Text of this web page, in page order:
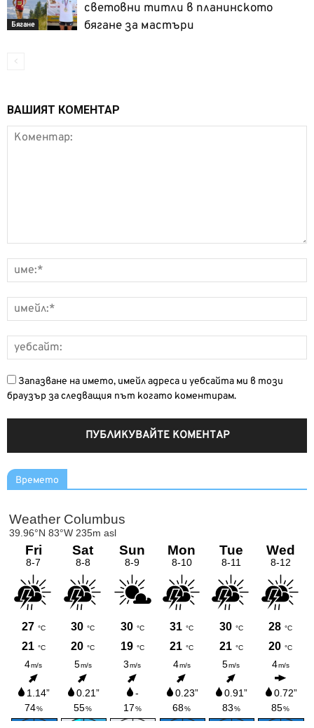
Бягане
световни титли в планинското
бягане за мастъри
ВАШИЯТ КОМЕНТАР
Запазване на името, имейл адреса и уебсайта ми в този
браузър за следващия път когато коментирам.
Времето